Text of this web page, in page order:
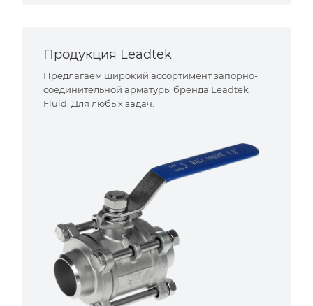
Продукция Leadtek
Предлагаем широкий ассортимент запорно-
соединительной арматуры бренда Leadtek
Fluid. Для любых задач.